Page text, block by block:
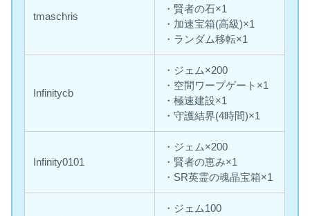
tmaschris
・賢者の石×1
・加速宝箱(高級)×1
・ランダム移転×1
Infinitycb
・ジェム×200
・空間ワープゲート×1
・極速建設×1
・守護結界(4時間)×1
Infinity0101
・ジェム×200
・賢者の恵み×1
・SR英霊の魂晶宝箱×1
・ジェム100